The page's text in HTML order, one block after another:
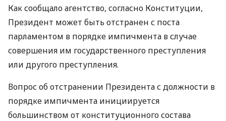
Как сообщало агентство, согласно Конституции,
Президент может быть отстранен с поста
парламентом в порядке импичмента в случае
совершения им государственного преступления
или другого преступления.
Вопрос об отстранении Президента с должности в
порядке импичмента инициируется
большинством от конституционного состава